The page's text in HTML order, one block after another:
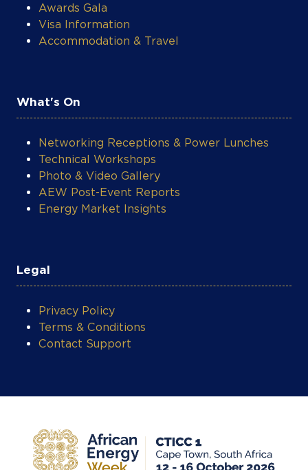
Accommodation & Travel
Networking Receptions & Power Lunches
Photo & Video Gallery
AEW Post-Event Reports
Energy Market Insights
Privacy Policy
Contact Support